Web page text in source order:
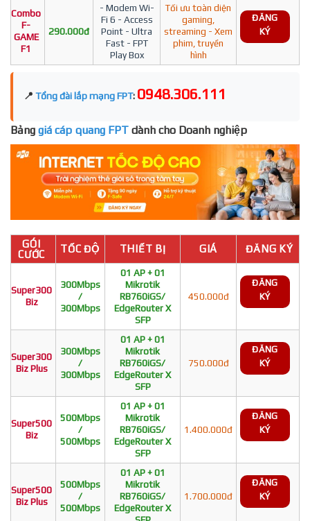
Combo
F-
GAME
F1
290.000đ
- Modem Wi-
Fi 6 - Access
Point - Ultra
Fast - FPT
Play Box
Tối ưu toàn diện
gaming,
streaming - Xem
phim, truyền
hình
ĐĂNG
KÝ
📍 Tổng đài lắp mạng FPT: 0948.306.111
Bảng giá cáp quang FPT dành cho Doanh nghiệp
GÓI
CƯỚC
TỐC ĐỘ THIẾT BỊ GIÁ ĐĂNG KÝ
Super300
Biz
300Mbps
/
300Mbps
01 AP + 01
Mikrotik
RB760iGS/
EdgeRouter X
SFP
450.000đ
ĐĂNG
KÝ
Super300
Biz Plus
300Mbps
/
300Mbps
01 AP + 01
Mikrotik
RB760iGS/
EdgeRouter X
SFP
750.000đ
ĐĂNG
KÝ
Super500
Biz
500Mbps
/
500Mbps
01 AP + 01
Mikrotik
RB760iGS/
EdgeRouter X
SFP
1.400.000đ
ĐĂNG
KÝ
Super500
Biz Plus
500Mbps
/
500Mbps
01 AP + 01
Mikrotik
RB760iGS/
EdgeRouter X
1.700.000đ
ĐĂNG
KÝ